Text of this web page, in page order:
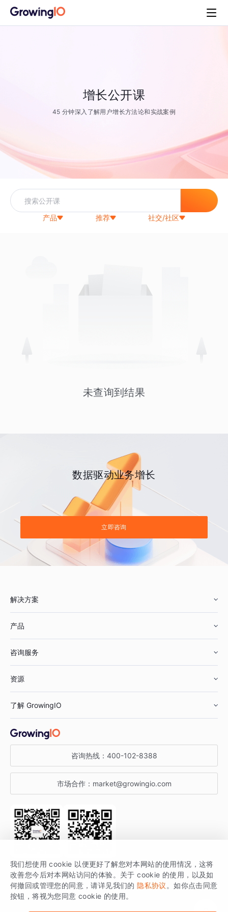
增长公开课
45 分钟深入了解用户增长方法论和实战案例
产品 推荐 社交/社区
未查询到结果
数据驱动业务增长
立即咨询
解决方案
鞋服行业
汽车行业
金融行业
产品
智能运营
获客分析
咨询服务
资源
增长公开课
增长博客
开发者文档
SDK 文档
场景指南
了解 GrowingIO
关于 GrowingIO
增长大会
行业活动
咨询热线： 400-102-8388
市场合作： market@growingio.com
关注公众号 获取更多干货
GrowingIO 是专注于数据智能分析与增长的品牌，核心平台为 GrowingIO
分析云。
我们想使用 cookie 以便更好了解您对本网站的使用情况，这将
改善您今后对本网站访问的体验。关于 cookie 的使用，以及如
何撤回或管理您的同意，请详见我们的 隐私协议 。如你点击同意
按钮，将视为您同意 cookie 的使用。